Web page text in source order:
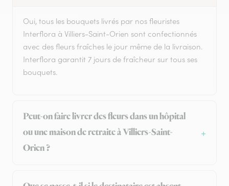
Oui, tous les bouquets livrés par nos fleuristes
Interflora à Villiers-Saint-Orien sont confectionnés
avec des fleurs fraîches le jour même de la livraison.
Interflora garantit 7 jours de fraîcheur sur tous ses
bouquets.
Peut-on faire livrer des fleurs dans un hôpital
ou une maison de retraite à Villiers-Saint-
Orien ?